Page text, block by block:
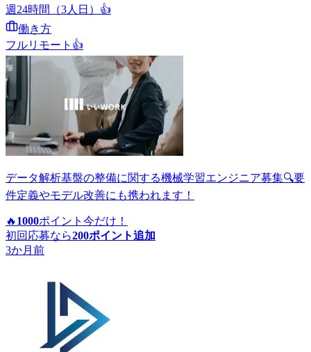
週24時間（3人日） 👍
働き方
フルリモート 👍
データ解析基盤の整備に関する機械学習エンジニア募集🔍要
件定義やモデル改善にも携われます！
🔥 1000ポイント 今だけ！
初回応募なら200ポイント追加
3か月前